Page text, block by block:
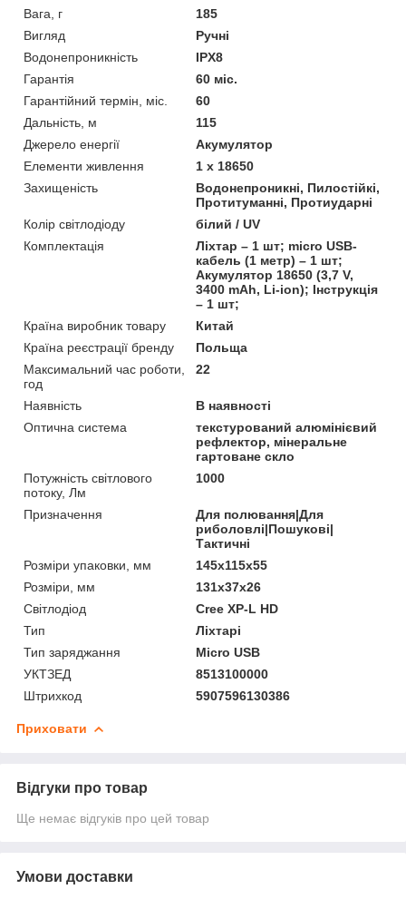
Вага, г
185
Вигляд
Ручні
Водонепроникність
IPX8
Гарантія
60 міс.
Гарантійний термін, міс.
60
Дальність, м
115
Джерело енергії
Акумулятор
Елементи живлення
1 х 18650
Захищеність
Водонепроникні, Пилостійкі,
Протитуманні, Протиударні
Колір світлодіоду
білий / UV
Комплектація
Ліхтар – 1 шт; micro USB-
кабель (1 метр) – 1 шт;
Акумулятор 18650 (3,7 V,
3400 mAh, Li-ion); Інструкція
– 1 шт;
Країна виробник товару
Китай
Країна реєстрації бренду
Польща
Максимальний час роботи,
год
22
Наявність
В наявності
Оптична система
текстурований алюмінієвий
рефлектор, мінеральне
гартоване скло
Потужність світлового
потоку, Лм
1000
Призначення
Для полювання|Для
риболовлі|Пошукові|
Тактичні
Розміри упаковки, мм
145х115х55
Розміри, мм
131x37x26
Світлодіод
Cree XP-L HD
Тип
Ліхтарі
Тип заряджання
Micro USB
УКТЗЕД
8513100000
Штрихкод
5907596130386
Приховати
Відгуки про товар
Ще немає відгуків про цей товар
Умови доставки